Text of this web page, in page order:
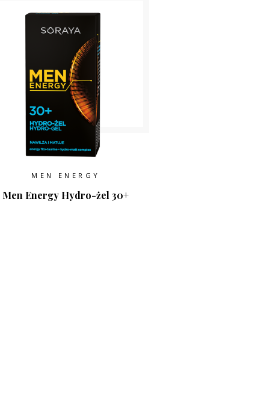
MEN ENERGY
Men Energy Hydro-żel 30+